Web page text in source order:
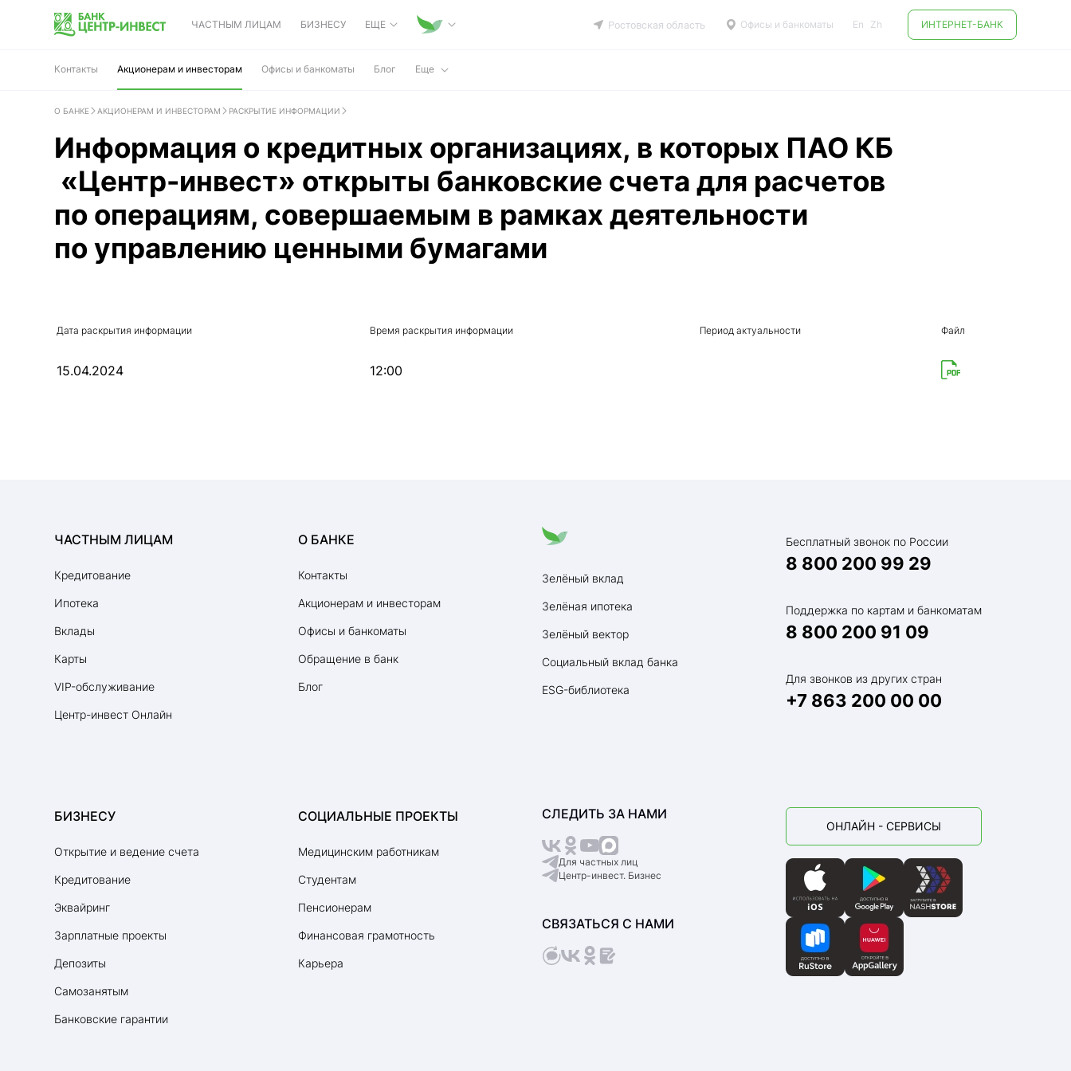
ЧАСТНЫМ ЛИЦАМ БИЗНЕСУ ЕЩЕ Ростовская область Офисы и банкоматы En Zh ИНТЕРНЕТ-БАНК
Контакты Акционерам и инвесторам Офисы и банкоматы Блог Еще
О БАНКЕ АКЦИОНЕРАМ И ИНВЕСТОРАМ РАСКРЫТИЕ ИНФОРМАЦИИ
Информация о кредитных организациях, в которых ПАО КБ
«Центр-инвест» открыты банковские счета для расчетов
по операциям, совершаемым в рамках деятельности
по управлению ценными бумагами
Дата раскрытия информации Время раскрытия информации Период актуальности Файл
15.04.2024 12:00
ЧАСТНЫМ ЛИЦАМ
Кредитование
Ипотека
Вклады
Карты
VIP-обслуживание
Центр-инвест Онлайн
БИЗНЕСУ
Открытие и ведение счета
Кредитование
Эквайринг
Зарплатные проекты
Депозиты
Самозанятым
Банковские гарантии
О БАНКЕ
Контакты
Акционерам и инвесторам
Офисы и банкоматы
Обращение в банк
Блог
СОЦИАЛЬНЫЕ ПРОЕКТЫ
Медицинским работникам
Студентам
Пенсионерам
Финансовая грамотность
Карьера
Зелёный вклад
Зелёная ипотека
Зелёный вектор
Социальный вклад банка
ESG-библиотека
СЛЕДИТЬ ЗА НАМИ
Для частных лиц
Центр-инвест. Бизнес
СВЯЗАТЬСЯ С НАМИ
Бесплатный звонок по России
8 800 200 99 29
Поддержка по картам и банкоматам
8 800 200 91 09
Для звонков из других стран
+7 863 200 00 00
ОНЛАЙН - СЕРВИСЫ